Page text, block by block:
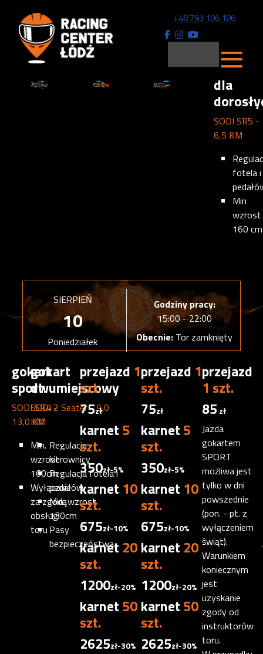
+48 793 106 106
≡
SIERPIEŃ
10
Poniedziałek
Godziny pracy:
15:00 - 22:00
Obecnie: Tor zamknięty
dla
SODI SR5 -
6,5 KM
fotela i
Min
wzrost
160 cm
gokart -
sport
SODI SR4 -
13,0 KM
Min.
wzrost
160cm
Wyłącznie
za zgodą
obsługi
toru
gokart
dwumiejscowy
SODI 2 Seater - 9,0
KM
Regulacja
kierownicy
Regulacja fotela i
pedałów
Min. wzrost
130cm
Pasy
bezpieczeństwa
przejazd 1
szt.
75zł
karnet5
szt.
350zł-5%
karnet 10
szt.
675zł-10%
karnet 20
szt.
1200zł-20%
karnet50
szt.
2625zł-30%
przejazd 1
szt.
75zł
karnet5
szt.
350zł-5%
karnet 10
szt.
675zł-10%
karnet 20
szt.
1200zł-20%
karnet50
szt.
2625zł-30%
przejazd
1 szt.
85 zł
Jazda
gokartem
SPORT
możliwa jest
tylko w dni
powszednie
(pon. - pt. z
wyłączeniem
świąt).
Warunkiem
koniecznym
jest
uzyskanie
zgody od
instruktorów
toru.